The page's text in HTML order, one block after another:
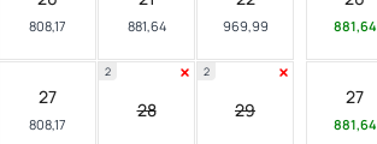
808,17 881,64 969,99
27
808,17
28
2
29
2
881,64
27
881,64